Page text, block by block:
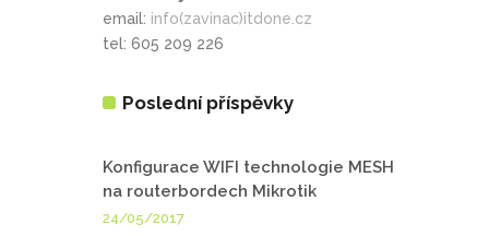
email: info(zavinac)itdone.cz
tel: 605 209 226
Poslední příspěvky
Konfigurace WIFI technologie MESH
na routerbordech Mikrotik
24/05/2017